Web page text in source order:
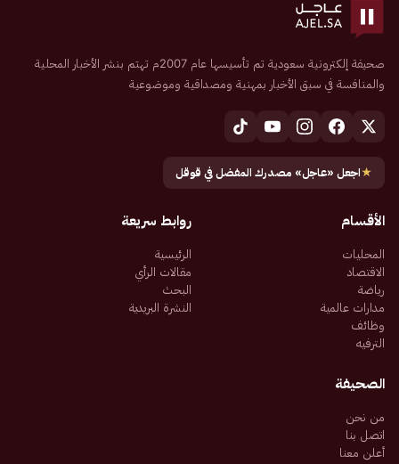
صحيفة إلكترونية سعودية تم تأسيسها عام 2007م تهتم بنشر الأخبار المحلية
والمنافسة في سبق الأخبار بمهنية ومصداقية وموضوعية
★اجعل «عاجل» مصدرك المفضل في قوقل
الأقسام
المحليات
الاقتصاد
رياضة
مدارات عالمية
وظائف
الترفيه
روابط سريعة
الرئيسية
مقالات الرأي
البحث
النشرة البريدية
الصحيفة
من نحن
اتصل بنا
أعلن معنا